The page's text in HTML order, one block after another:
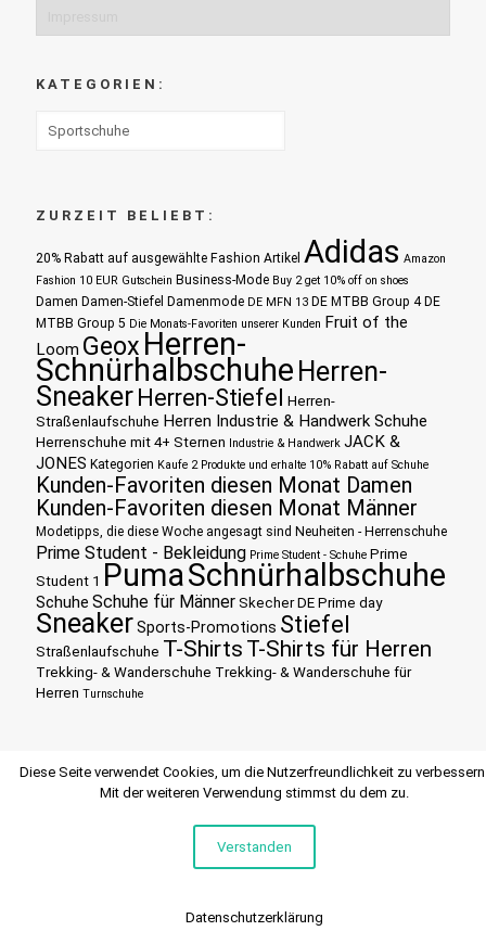
KATEGORIEN:
ZURZEIT BELIEBT:
20% Rabatt auf ausgewählte Fashion Artikel Adidas Amazon
Fashion 10 EUR Gutschein Business-Mode Buy 2 get 10% off on shoes
Damen Damen-Stiefel Damenmode DE MFN 13 DE MTBB Group 4 DE
MTBB Group 5 Die Monats-Favoriten unserer Kunden Fruit of the
Loom Geox Herren-
Schnürhalbschuhe Herren-
Sneaker Herren-Stiefel Herren-
Straßenlaufschuhe Herren Industrie & Handwerk Schuhe
Herrenschuhe mit 4+ Sternen Industrie & Handwerk JACK &
JONES Kategorien Kaufe 2 Produkte und erhalte 10% Rabatt auf Schuhe
Kunden-Favoriten diesen Monat Damen
Kunden-Favoriten diesen Monat Männer
Modetipps, die diese Woche angesagt sind Neuheiten - Herrenschuhe
Prime Student - Bekleidung Prime Student - Schuhe Prime
Student 1 PumaSchnürhalbschuhe
Schuhe Schuhe für Männer Skecher DE Prime day
SneakerSports-Promotions Stiefel
Straßenlaufschuhe T-Shirts T-Shirts für Herren
Trekking- & Wanderschuhe Trekking- & Wanderschuhe für
Herren Turnschuhe
Diese Seite verwendet Cookies, um die Nutzerfreundlichkeit zu
Mit der weiteren Verwendung stimmst du dem zu.
Verstanden
Datenschutzerklärung